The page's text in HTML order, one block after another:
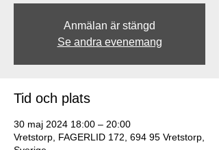
Anmälan är stängd
Se andra evenemang
Tid och plats
30 maj 2024 18:00 – 20:00
Vretstorp, FAGERLID 172, 694 95 Vretstorp,